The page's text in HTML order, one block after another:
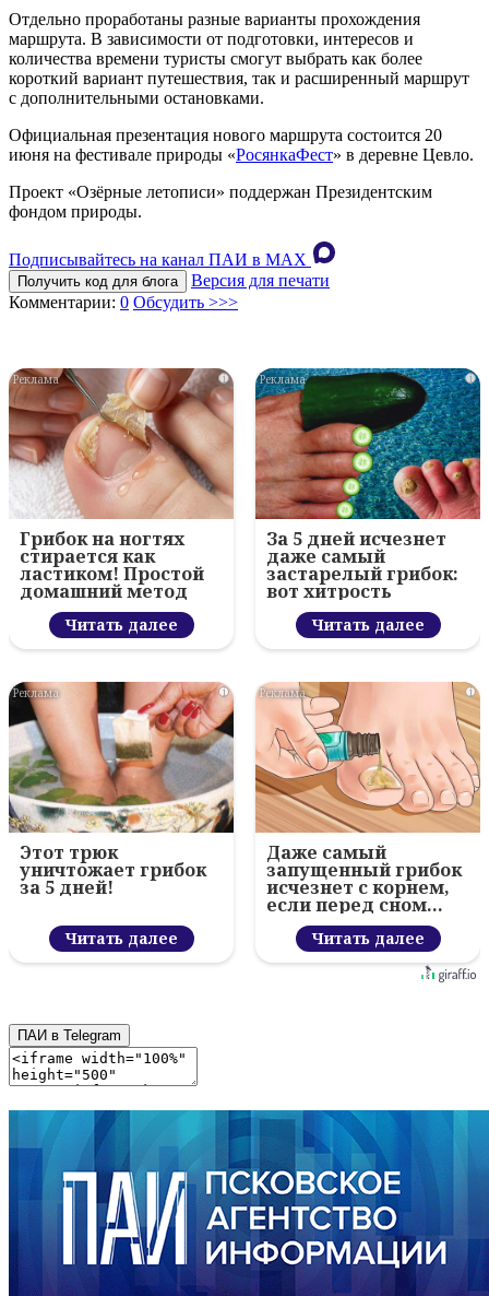
Отдельно проработаны разные варианты прохождения
маршрута. В зависимости от подготовки, интересов и
количества времени туристы смогут выбрать как более
короткий вариант путешествия, так и расширенный маршрут
с дополнительными остановками.
Официальная презентация нового маршрута состоится 20
июня на фестивале природы «РосянкаФест» в деревне Цевло.
Проект «Озёрные летописи» поддержан Президентским
фондом природы.
Подписывайтесь на канал ПАИ в MAХ
Получить код для блога
Версия для печати
Комментарии: 0 Обсудить >>>
i
Грибок на ногтях
стирается как
ластиком! Простой
домашний метод
Читать далее
i
За 5 дней исчезнет
даже самый
застарелый грибок:
вот хитрость
Читать далее
i
Этот трюк
уничтожает грибок
за 5 дней!
Читать далее
i
Даже самый
запущенный грибок
исчезнет с корнем,
если перед сном…
Читать далее
ПАИ в Telegram